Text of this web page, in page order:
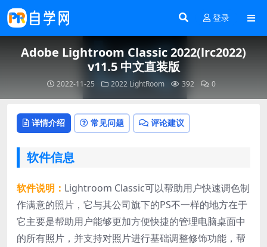
登录
Adobe Lightroom Classic 2022(lrc2022)
v11.5 中文直装版
2022-11-25 2022 LightRoom 392 0
详情介绍 常见问题 评论建议
软件信息
软件说明： Lightroom Classic可以帮助用户快速调色制
作满意的照片，它与其公司旗下的PS不一样的地方在于
它主要是帮助用户能够更加方便快捷的管理电脑桌面中
的所有照片，并支持对照片进行基础调整修饰功能，帮